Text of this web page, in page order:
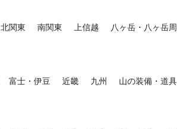
北関東 南関東 上信越 八ヶ岳・八ヶ岳
富士・伊豆 近畿 九州 山の装備・道具